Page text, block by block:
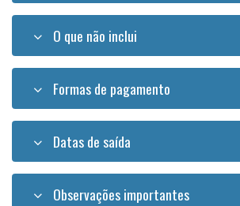
O que não inclui
Formas de pagamento
Datas de saída
Observações importantes